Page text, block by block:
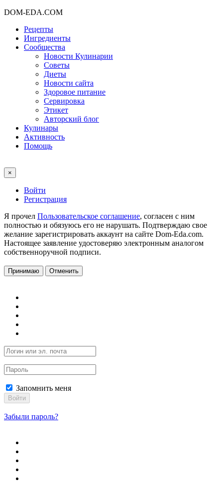
DOM-EDA.COM
Рецепты
Ингредиенты
Сообщества
Новости Кулинарии
Советы
Диеты
Новости сайта
Здоровое питание
Сервировка
Этикет
Авторский блог
Кулинары
Активность
Помощь
×
Войти
Регистрация
Я прочел Пользовательское соглашение, согласен с ним
полностью и обязуюсь его не нарушать. Подтверждаю свое
желание зарегистрировать аккаунт на сайте Dom-Eda.com.
Настоящее заявление удостоверяю электронным аналогом
собственноручной подписи.
Принимаю Отменить
Запомнить меня
Войти
Забыли пароль?